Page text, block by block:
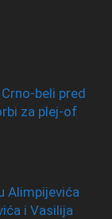
beli pred
za plej-of
Alimpijevića
i Vasilija